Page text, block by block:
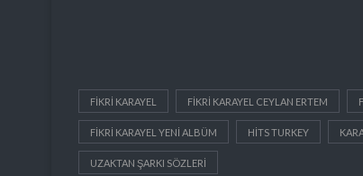
FIKRI KARAYEL FIKRI KARAYEL CEYLAN ERTEM
FIKRI KARAYEL YENI ALBÜM HITS TURKEY
UZAKTAN ŞARKI SÖZLERI